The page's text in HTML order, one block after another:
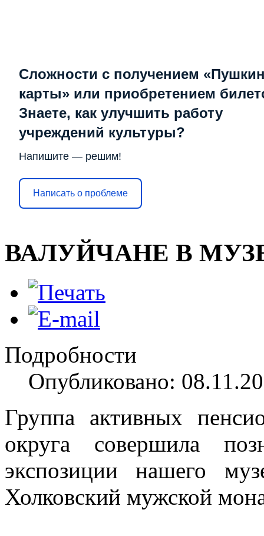
Сложности с получением
карты» или приобретением
Знаете, как улучшить работу
учреждений культуры?
Напишите — решим!
Написать о проблеме
ВАЛУЙЧАНЕ В
Подробности
Опубликовано:
Группа активных
округа совершила
экспозиции нашего
Холковский мужской